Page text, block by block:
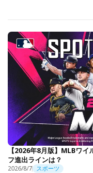
【2026年8月版】MLBワ
フ進出ラインは？
2026/8/7 スポーツ